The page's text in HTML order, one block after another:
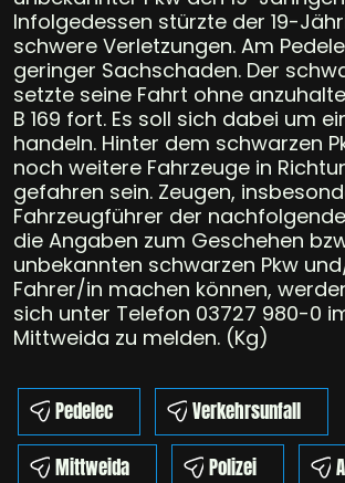
Infolgedessen stürzte der 19-
schwere Verletzungen. Am
geringer Sachschaden. Der
setzte seine Fahrt ohne
B 169 fort. Es soll sich dabei um
handeln. Hinter dem schwarzen
noch weitere Fahrzeuge in
gefahren sein. Zeugen,
Fahrzeugführer der
die Angaben zum Geschehen
unbekannten schwarzen Pkw
Fahrer/in machen können,
sich unter Telefon 03727 980-0
Mittweida zu melden. (Kg)
Pedelec
Verkehrsunfall
Mittweida
Polizei